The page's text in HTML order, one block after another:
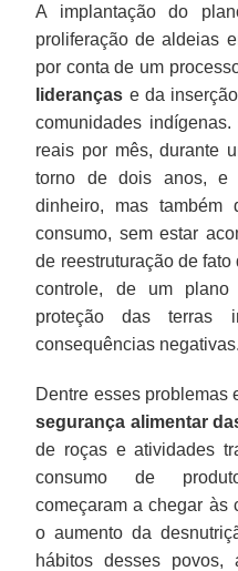
A implantação do
proliferação de aldeias
por conta de um
lideranças e da
comunidades
reais por mês, durante
torno de dois anos, e
dinheiro, mas
consumo, sem estar
de reestruturação de
controle, de um
proteção das terras
consequências negativas.
Dentre esses problemas
segurança alimentar
de roças e atividades
consumo de
começaram a chegar às
o aumento da
hábitos desses povos,